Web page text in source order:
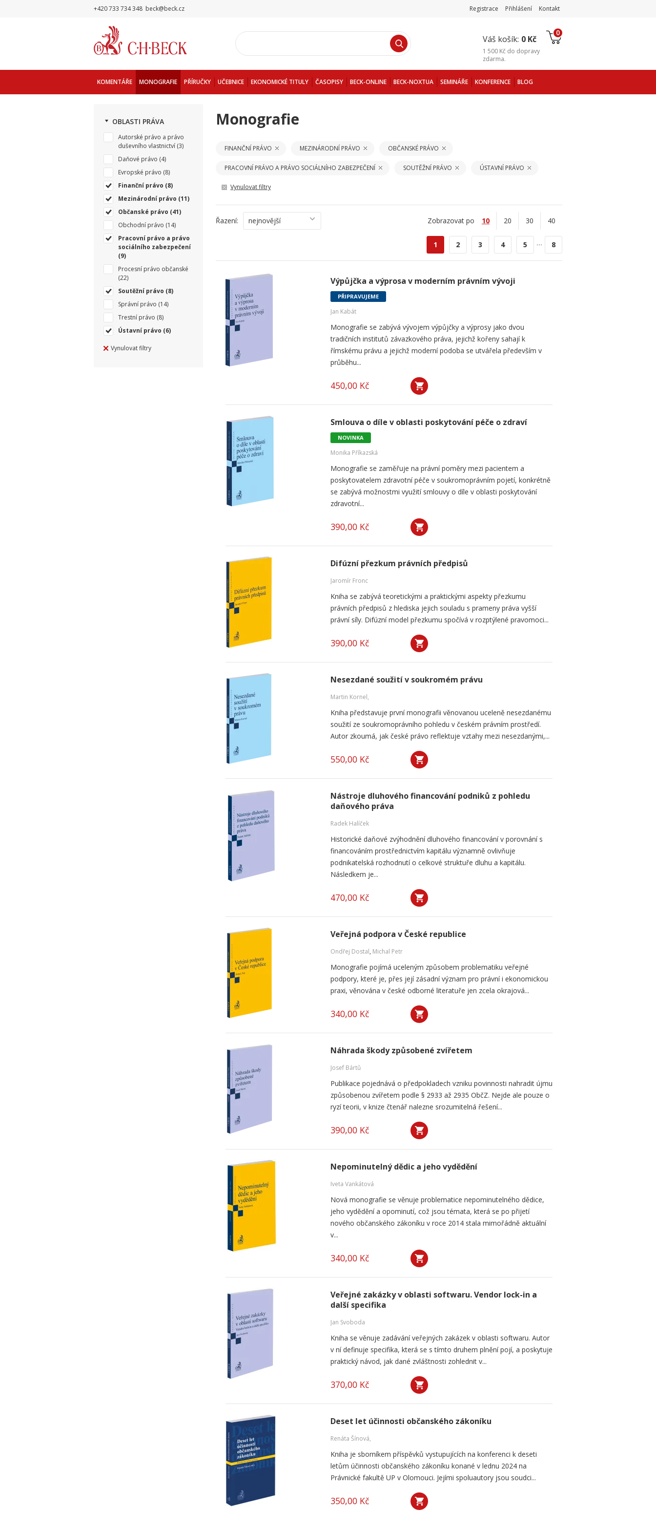
+420 733 734 348 beck@beck.cz Registrace Přihlášení Kontakt
Váš košík: 0 Kč
0
1 500 Kč do dopravy
zdarma.
KOMENTÁŘE MONOGRAFIE PŘÍRUČKY UČEBNICE EKONOMICKÉ TITULY ČASOPISY BECK-ONLINE BECK-NOXTUA SEMINÁŘE KONFERENCE BLOG
OBLASTI PRÁVA
Autorské právo a právo
duševního vlastnictví (3)
Daňové právo (4)
Evropské právo (8)
Finanční právo (8)
Mezinárodní právo (11)
Občanské právo (41)
Obchodní právo (14)
Pracovní právo a právo
sociálního zabezpečení
(9)
Procesní právo občanské
(22)
Soutěžní právo (8)
Správní právo (14)
Trestní právo (8)
Ústavní právo (6)
Vynulovat filtry
Monografie
FINANČNÍ PRÁVO MEZINÁRODNÍ PRÁVO OBČANSKÉ PRÁVO
PRACOVNÍ PRÁVO A PRÁVO SOCIÁLNÍHO ZABEZPEČENÍ SOUTĚŽNÍ PRÁVO ÚSTAVNÍ PRÁVO
Vynulovat filtry
Řazení: nejnovější Zobrazovat po 10 20 30 40
1 2 3 4 5 ... 8
Výpůjčka a výprosa v moderním právním vývoji
PŘIPRAVUJEME
Jan Kabát
Monografie se zabývá vývojem výpůjčky a výprosy jako dvou
tradičních institutů závazkového práva, jejichž kořeny sahají k
římskému právu a jejichž moderní podoba se utvářela především v
průběhu...
450,00 Kč
Smlouva o díle v oblasti poskytování péče o zdraví
NOVINKA
Monika Příkazská
Monografie se zaměřuje na právní poměry mezi pacientem a
poskytovatelem zdravotní péče v soukromoprávním pojetí, konkrétně
se zabývá možnostmi využití smlouvy o díle v oblasti poskytování
zdravotní...
390,00 Kč
Difúzní přezkum právních předpisů
Jaromír Fronc
Kniha se zabývá teoretickými a praktickými aspekty přezkumu
právních předpisů z hlediska jejich souladu s prameny práva vyšší
právní síly. Difúzní model přezkumu spočívá v rozptýlené pravomoci...
390,00 Kč
Nesezdané soužití v soukromém právu
Martin Kornel,
Kniha představuje první monografii věnovanou uceleně nesezdanému
soužití ze soukromoprávního pohledu v českém právním prostředí.
Autor zkoumá, jak české právo reflektuje vztahy mezi nesezdanými,...
550,00 Kč
Nástroje dluhového financování podniků z pohledu
daňového práva
Radek Halíček
Historické daňové zvýhodnění dluhového financování v porovnání s
financováním prostřednictvím kapitálu významně ovlivňuje
podnikatelská rozhodnutí o celkové struktuře dluhu a kapitálu.
Následkem je...
470,00 Kč
Veřejná podpora v České republice
Ondřej Dostal, Michal Petr
Monografie pojímá uceleným způsobem problematiku veřejné
podpory, které je, přes její zásadní význam pro právní i ekonomickou
praxi, věnována v české odborné literatuře jen zcela okrajová...
340,00 Kč
Náhrada škody způsobené zvířetem
Josef Bártů
Publikace pojednává o předpokladech vzniku povinnosti nahradit újmu
způsobenou zvířetem podle § 2933 až 2935 ObčZ. Nejde ale pouze o
ryzí teorii, v knize čtenář nalezne srozumitelná řešení...
390,00 Kč
Nepominutelný dědic a jeho vydědění
Iveta Vankátová
Nová monografie se věnuje problematice nepominutelného dědice,
jeho vydědění a opominutí, což jsou témata, která se po přijetí
nového občanského zákoníku v roce 2014 stala mimořádně aktuální
v...
340,00 Kč
Veřejné zakázky v oblasti softwaru. Vendor lock-in a
další specifika
Jan Svoboda
Kniha se věnuje zadávání veřejných zakázek v oblasti softwaru. Autor
v ní definuje specifika, která se s tímto druhem plnění pojí, a poskytuje
praktický návod, jak dané zvláštnosti zohlednit v...
370,00 Kč
Deset let účinnosti občanského zákoníku
Renáta Šínová,
Kniha je sborníkem příspěvků vystupujících na konferenci k deseti
letům účinnosti občanského zákoníku konané v lednu 2024 na
Právnické fakultě UP v Olomouci. Jejími spoluautory jsou soudci...
350,00 Kč